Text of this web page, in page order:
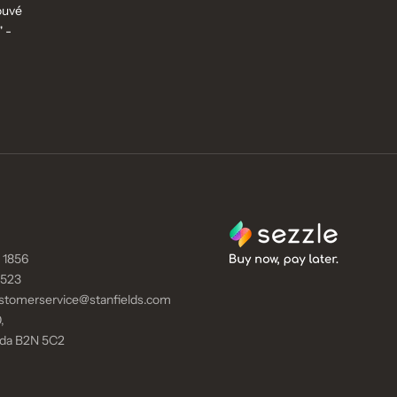
-
B2N 5C2